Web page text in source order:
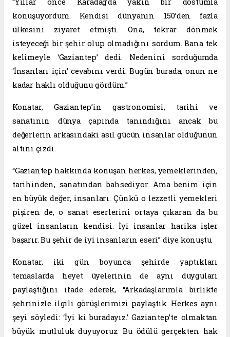
“Yıllar önce Karadağ’da yakın bir dostumla
konuşuyordum. Kendisi dünyanın 150’den fazla
ülkesini ziyaret etmişti. Ona, tekrar dönmek
isteyeceği bir şehir olup olmadığını sordum. Bana tek
kelimeyle ‘Gaziantep’ dedi. Nedenini sorduğumda
‘İnsanları için’ cevabını verdi. Bugün burada, onun ne
kadar haklı olduğunu gördüm.”
Konatar, Gaziantep’in gastronomisi, tarihi ve
sanatının dünya çapında tanındığını ancak bu
değerlerin arkasındaki asıl gücün insanlar olduğunun
altını çizdi.
“Gaziantep hakkında konuşan herkes, yemeklerinden,
tarihinden, sanatından bahsediyor. Ama benim için
en büyük değer, insanları. Çünkü o lezzetli yemekleri
pişiren de, o sanat eserlerini ortaya çıkaran da bu
güzel insanların kendisi. İyi insanlar harika işler
başarır. Bu şehir de iyi insanların eseri” diye konuştu.
Konatar, iki gün boyunca şehirde yaptıkları
temaslarda heyet üyelerinin de aynı duyguları
paylaştığını ifade ederek, “Arkadaşlarımla birlikte
şehrinizle ilgili görüşlerimizi paylaştık. Herkes aynı
şeyi söyledi: ‘İyi ki buradayız.’ Gaziantep’te olmaktan
büyük mutluluk duyuyoruz. Bu ödülü gerçekten hak